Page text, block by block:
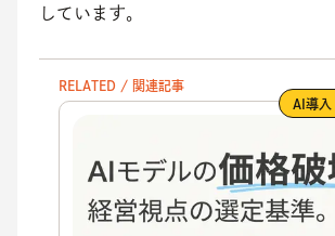
しています。
RELATED / 関連記事
AI導入